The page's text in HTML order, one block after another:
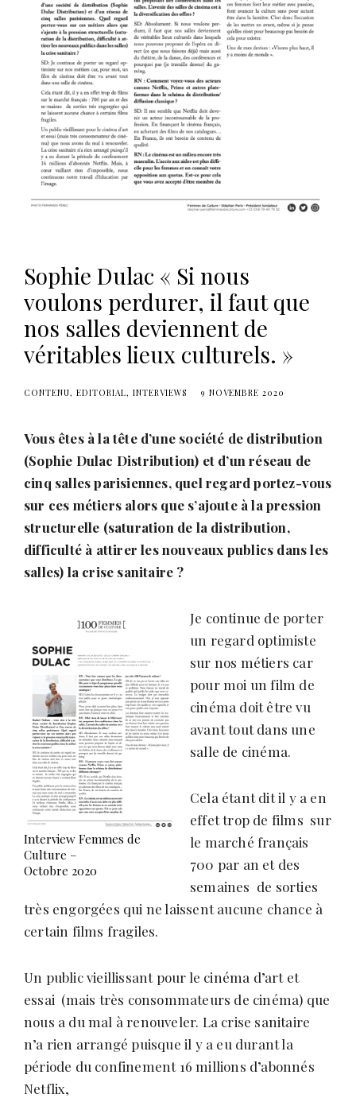
Sophie Dulac « Si nous
voulons perdurer, il faut que
nos salles deviennent de
véritables lieux culturels. »
CONTENU EDITORIAL INTERVIEWS 9 NOVEMBRE 2020
Vous êtes à la tête d’une société de distribution
(Sophie Dulac Distribution) et d’un réseau de
cinq salles parisiennes, quel regard portez-vous
sur ces métiers alors que s’ajoute à la pression
structurelle (saturation de la distribution,
difficulté à attirer les nouveaux publics dans les
salles) la crise sanitaire ?
Interview Femmes de
Culture –
Octobre 2020
Je continue de porter
un regard optimiste
sur nos métiers car
pour moi un film de
cinéma doit être vu
avant tout dans une
salle de cinéma.
Cela étant dit il y a en
effet trop de films sur
le marché français
700 par an et des
semaines de sorties
très engorgées qui ne laissent aucune chance à
certain films fragiles.
Un public vieillissant pour le cinéma d’art et
essai (mais très consommateurs de cinéma) que
nous a du mal à renouveler. La crise sanitaire
n’a rien arrangé puisque il y a eu durant la
période du confinement 16 millions d’abonnés
Netflix,